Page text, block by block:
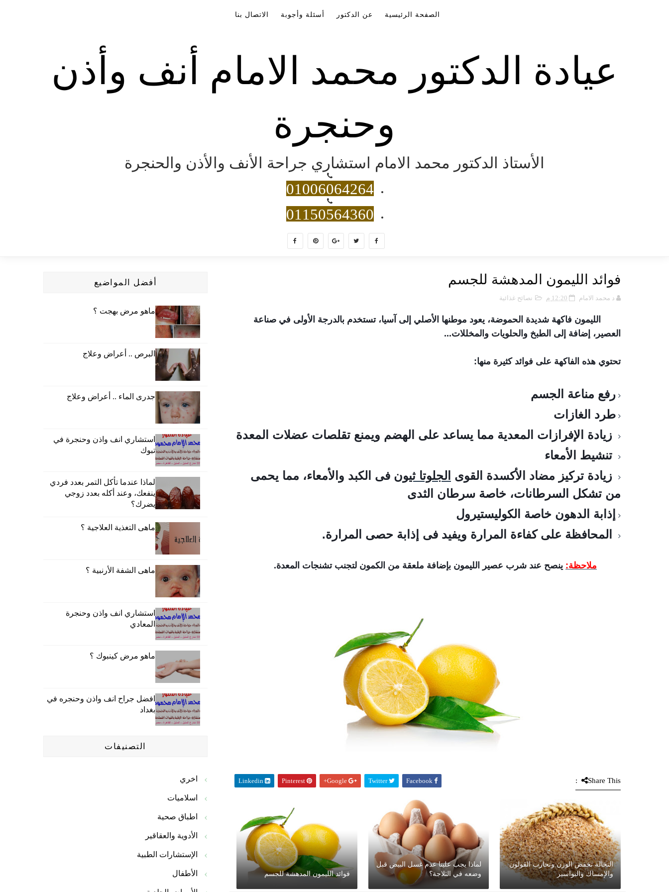
الصفحة الرئيسية عن الدكتور أسئلة وأجوبة الاتصال بنا
عيادة الدكتور محمد الامام أنف وأذن
وحنجرة
الأستاذ الدكتور محمد الامام استشاري جراحة الأنف والأذن والحنجرة
01006064264
01150564360
فوائد الليمون المدهشة للجسم
د محمد الامام 12:20 م نصائح غذائية
الليمون فاكهة شديدة الحموضة، يعود موطنها الأصلي إلى آسيا، تستخدم بالدرجة الأولى في صناعة
العصير، إضافة إلى الطبخ والحلويات والمخللات...
تحتوي هذه الفاكهة على فوائد كثيرة منها:
رفع مناعة الجسم
طرد الغازات
زيادة الإفرازات المعدية مما يساعد على الهضم ويمنع تقلصات عضلات المعدة
تنشيط الأمعاء
زيادة تركيز مضاد الأكسدة القوى الجلوتا ثيون فى الكبد والأمعاء، مما يحمى
من تشكل السرطانات، خاصة سرطان الثدى
إذابة الدهون خاصة الكوليستيرول
المحافظة على كفاءة المرارة ويفيد فى إذابة حصى المرارة.
ملاحظة: ينصح عند شرب عصير الليمون بإضافة ملعقة من الكمون لتجنب تشنجات المعدة.
Share This:
Twitter
Google+
Pinterest
Linkedin
النخالة تخفض الوزن وتحارب القولون
والإمساك والبواسير
لماذا يجب علينا عدم غسل البيض قبل
وضعه في الثلاجة؟
فوائد الليمون المدهشة للجسم
أفضل المواضيع
ماهو مرض بهجت ؟
البرص .. أعراض وعلاج
جدرى الماء .. أعراض وعلاج
استشاري انف واذن وحنجرة في
تبوك
لماذا عندما تأكل التمر بعدد فردي
ينفعك، وعند أكله بعدد زوجي
يضرك؟
ماهى التغذية العلاجية ؟
ماهى الشفة الأرنبية ؟
استشاري انف واذن وحنجرة
المعادي
ماهو مرض كينبوك ؟
افضل جراح انف واذن وحنجره في
بغداد
التصنيفات
اخري
اسلاميات
اطباق صحية
الأدوية والعقاقير
الإستشارات الطبية
الأطفال